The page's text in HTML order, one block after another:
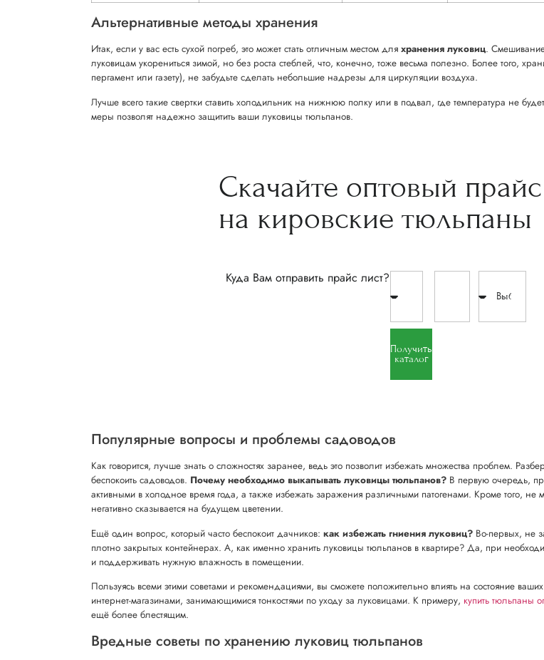
Альтернативные методы хранения
Итак, если у вас есть сухой погреб, это может стать отличным местом для хранения луковиц. Смешивание
луковицам укорениться зимой, но без роста стеблей, что, конечно, тоже весьма полезно. Более того,
пергамент или газету), не забудьте сделать небольшие надрезы для циркуляции воздуха.
Лучше всего такие свертки ставить холодильник на нижнюю полку или в подвал, где температура не
меры позволят надежно защитить ваши луковицы тюльпанов.
Скачайте оптовый прайс
на кировские тюльпаны
Куда Вам отправить прайс лист?
Получить
каталог
Популярные вопросы и проблемы садоводов
Как говорится, лучше знать о сложностях заранее, ведь это позволит избежать множества проблем.
беспокоить садоводов. Почему необходимо выкапывать луковицы тюльпанов?В первую очередь,
активными в холодное время года, а также избежать заражения различными патогенами. Кроме того,
негативно сказывается на будущем цветении.
Ещё один вопрос, который часто беспокоит дачников: как избежать гниения луковиц?Во-первых, не
плотно закрытых контейнерах. А, как именно хранить луковицы тюльпанов в квартире? Да, при
и поддерживать нужную влажность в помещении.
Пользуясь всеми этими советами и рекомендациями, вы сможете положительно влиять на состояние
интернет-магазинами, занимающимися тонкостями по уходу за луковицами. К примеру, купить тюльпаны
ещё более блестящим.
Вредные советы по хранению луковиц тюльпанов